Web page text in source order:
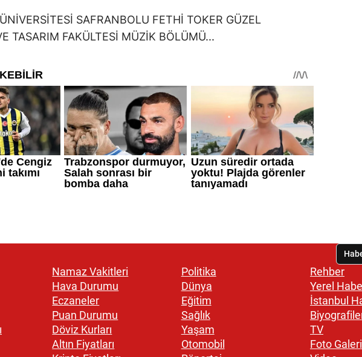
Namaz Vakitleri
Hava Durumu
Eczaneler
Puan Durumu
Döviz Kurları
Altın Fiyatları
Politika
Dünya
Eğitim
Sağlık
Yaşam
Otomobil
Rehber
Yerel
İstanbul
TV
Foto Galeri